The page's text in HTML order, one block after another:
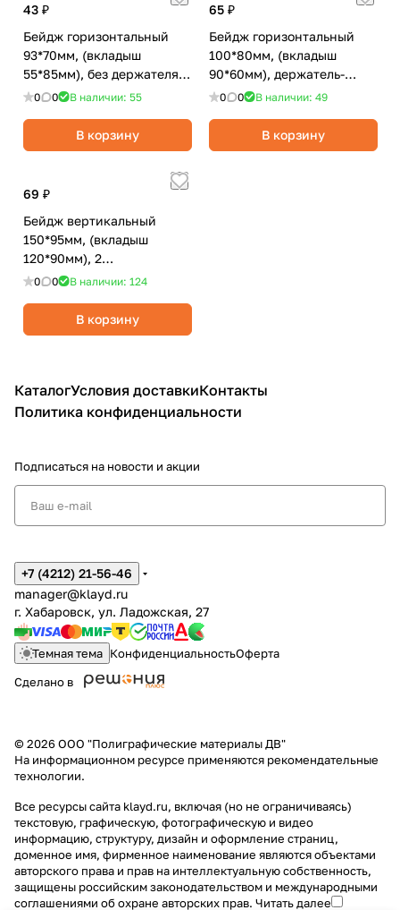
43 ₽
Бейдж горизонтальный
93*70мм, (вкладыш
55*85мм), без держателя,
жесткий
0 0 В наличии: 55
В корзину
65 ₽
Бейдж горизонтальный
100*80мм, (вкладыш
90*60мм), держатель-
рулетка,
0 0 В наличии: 49
В корзину
69 ₽
Бейдж вертикальный
150*95мм, (вкладыш
120*90мм), 2
карабина,шнурок 45см,
0 0 В наличии: 124
В корзину
КаталогУсловия доставкиКонтакты
Политика конфиденциальности
Подписаться на новости и акции
+7 (4212) 21-56-46
manager@klayd.ru
г. Хабаровск, ул. Ладожская, 27
Темная тема КонфиденциальностьОферта
Сделано в
© 2026 ООО "Полиграфические материалы ДВ"
На информационном ресурсе применяются рекомендательные
технологии.
Все ресурсы сайта klayd.ru, включая (но не ограничиваясь)
текстовую, графическую, фотографическую и видео
информацию, структуру, дизайн и оформление страниц,
доменное имя, фирменное наименование являются объектами
авторского права и прав на интеллектуальную собственность,
защищены российским законодательством и международными
соглашениями об охране авторских прав. Читать далее